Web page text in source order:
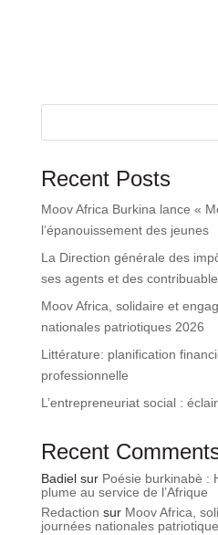
Recent Posts
Moov Africa Burkina lance «
l’épanouissement des jeunes
La Direction générale des
ses agents et des
Moov Africa, solidaire et
nationales patriotiques 2026
Littérature: planification
professionnelle
L’entrepreneuriat social :
Recent
Badielsur Poésie burkinabè :
plume au service de l’Afrique
Redaction sur Moov Africa,
journées nationales